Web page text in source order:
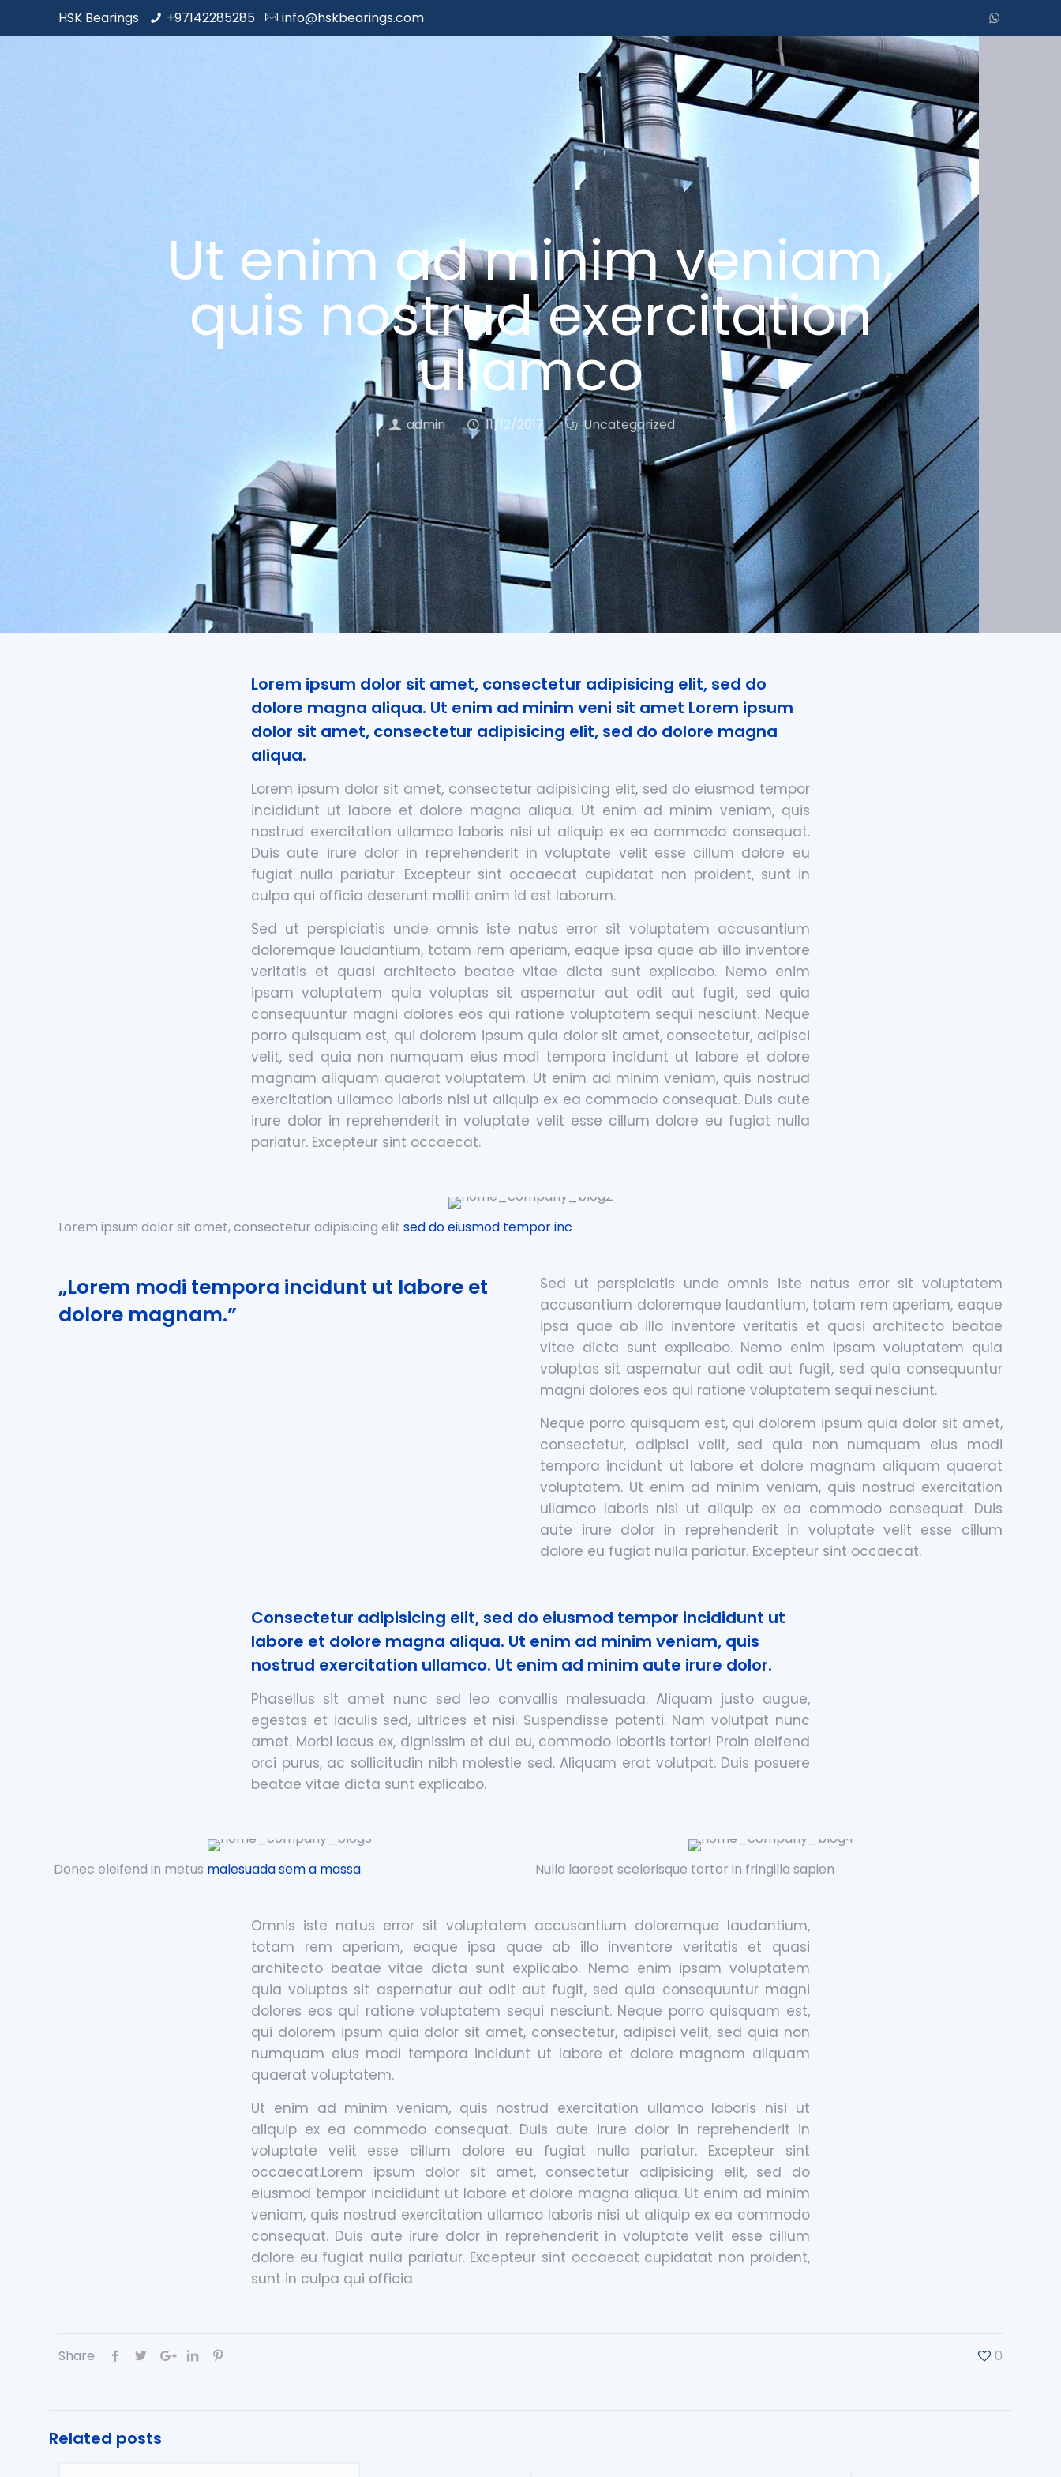
HSK Bearings +97142285285 info@hskbearings.com
Ut enim ad minim veniam,
quis nostrud exercitation
ullamco
admin 11/12/2017 Uncategorized
Lorem ipsum dolor sit amet, consectetur adipisicing elit, sed do
dolore magna aliqua. Ut enim ad minim veni sit amet Lorem ipsum
dolor sit amet, consectetur adipisicing elit, sed do dolore magna
aliqua.
Lorem ipsum dolor sit amet, consectetur adipisicing elit, sed do eiusmod tempor
incididunt ut labore et dolore magna aliqua. Ut enim ad minim veniam, quis
nostrud exercitation ullamco laboris nisi ut aliquip ex ea commodo consequat.
Duis aute irure dolor in reprehenderit in voluptate velit esse cillum dolore eu
fugiat nulla pariatur. Excepteur sint occaecat cupidatat non proident, sunt in
culpa qui officia deserunt mollit anim id est laborum.
Sed ut perspiciatis unde omnis iste natus error sit voluptatem accusantium
doloremque laudantium, totam rem aperiam, eaque ipsa quae ab illo inventore
veritatis et quasi architecto beatae vitae dicta sunt explicabo. Nemo enim
ipsam voluptatem quia voluptas sit aspernatur aut odit aut fugit, sed quia
consequuntur magni dolores eos qui ratione voluptatem sequi nesciunt. Neque
porro quisquam est, qui dolorem ipsum quia dolor sit amet, consectetur, adipisci
velit, sed quia non numquam eius modi tempora incidunt ut labore et dolore
magnam aliquam quaerat voluptatem. Ut enim ad minim veniam, quis nostrud
exercitation ullamco laboris nisi ut aliquip ex ea commodo consequat. Duis aute
irure dolor in reprehenderit in voluptate velit esse cillum dolore eu fugiat nulla
pariatur. Excepteur sint occaecat.
Lorem ipsum dolor sit amet, consectetur adipisicing elitsed do eiusmod tempor inc
„Lorem modi tempora incidunt ut labore et
dolore magnam.”
Sed ut perspiciatis unde omnis iste natus error sit voluptatem
accusantium doloremque laudantium, totam rem aperiam, eaque
ipsa quae ab illo inventore veritatis et quasi architecto beatae
vitae dicta sunt explicabo. Nemo enim ipsam voluptatem quia
voluptas sit aspernatur aut odit aut fugit, sed quia consequuntur
magni dolores eos qui ratione voluptatem sequi nesciunt.
Neque porro quisquam est, qui dolorem ipsum quia dolor sit amet,
consectetur, adipisci velit, sed quia non numquam eius modi
tempora incidunt ut labore et dolore magnam aliquam quaerat
voluptatem. Ut enim ad minim veniam, quis nostrud exercitation
ullamco laboris nisi ut aliquip ex ea commodo consequat. Duis
aute irure dolor in reprehenderit in voluptate velit esse cillum
dolore eu fugiat nulla pariatur. Excepteur sint occaecat.
Consectetur adipisicing elit, sed do eiusmod tempor incididunt ut
labore et dolore magna aliqua. Ut enim ad minim veniam, quis
nostrud exercitation ullamco. Ut enim ad minim aute irure dolor.
Phasellus sit amet nunc sed leo convallis malesuada. Aliquam justo augue,
egestas et iaculis sed, ultrices et nisi. Suspendisse potenti. Nam volutpat nunc
amet. Morbi lacus ex, dignissim et dui eu, commodo lobortis tortor! Proin eleifend
orci purus, ac sollicitudin nibh molestie sed. Aliquam erat volutpat. Duis posuere
beatae vitae dicta sunt explicabo.
Donec eleifend in metus malesuada sem a massa Nulla laoreet scelerisque tortor in fringilla sapien
Omnis iste natus error sit voluptatem accusantium doloremque laudantium,
totam rem aperiam, eaque ipsa quae ab illo inventore veritatis et quasi
architecto beatae vitae dicta sunt explicabo. Nemo enim ipsam voluptatem
quia voluptas sit aspernatur aut odit aut fugit, sed quia consequuntur magni
dolores eos qui ratione voluptatem sequi nesciunt. Neque porro quisquam est,
qui dolorem ipsum quia dolor sit amet, consectetur, adipisci velit, sed quia non
numquam eius modi tempora incidunt ut labore et dolore magnam aliquam
quaerat voluptatem.
Ut enim ad minim veniam, quis nostrud exercitation ullamco laboris nisi ut
aliquip ex ea commodo consequat. Duis aute irure dolor in reprehenderit in
voluptate velit esse cillum dolore eu fugiat nulla pariatur. Excepteur sint
occaecat.Lorem ipsum dolor sit amet, consectetur adipisicing elit, sed do
eiusmod tempor incididunt ut labore et dolore magna aliqua. Ut enim ad minim
veniam, quis nostrud exercitation ullamco laboris nisi ut aliquip ex ea commodo
consequat. Duis aute irure dolor in reprehenderit in voluptate velit esse cillum
dolore eu fugiat nulla pariatur. Excepteur sint occaecat cupidatat non proident,
sunt in culpa qui officia .
Share 0
Related posts